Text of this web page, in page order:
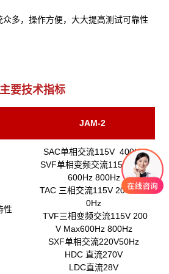
多，操作方便，大大提高测试可靠性
主要技术指标
JAM-2
性
SAC单相交流115V 400Hz
SVF单相变频交流115V Max
600Hz 800Hz
TAC 三相交流115V 200V 40
0Hz
TVF三相变频交流115V 200
V Max600Hz 800Hz
SXF单相交流220V50Hz
HDC 直流270V
LDC直流28V